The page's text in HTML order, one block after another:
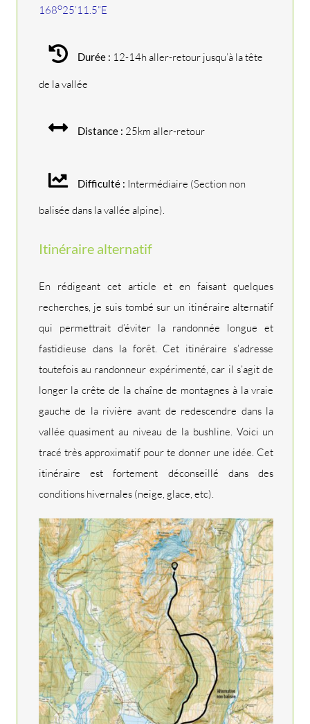
168o25’11.5”E
Durée : 12-14h aller-retour jusqu’à la tête
de la vallée
Distance : 25km aller-retour
Difficulté : Intermédiaire (Section non
balisée dans la vallée alpine).
Itinéraire alternatif
En rédigeant cet article et en faisant quelques
recherches, je suis tombé sur un itinéraire alternatif
qui permettrait d’éviter la randonnée longue et
fastidieuse dans la forêt. Cet itinéraire s’adresse
toutefois au randonneur expérimenté, car il s’agit de
longer la crête de la chaîne de montagnes à la vraie
gauche de la rivière avant de redescendre dans la
vallée quasiment au niveau de la bushline. Voici un
tracé très approximatif pour te donner une idée. Cet
itinéraire est fortement déconseillé dans des
conditions hivernales (neige, glace, etc).